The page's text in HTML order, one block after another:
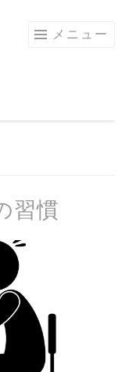
メニュー
習慣